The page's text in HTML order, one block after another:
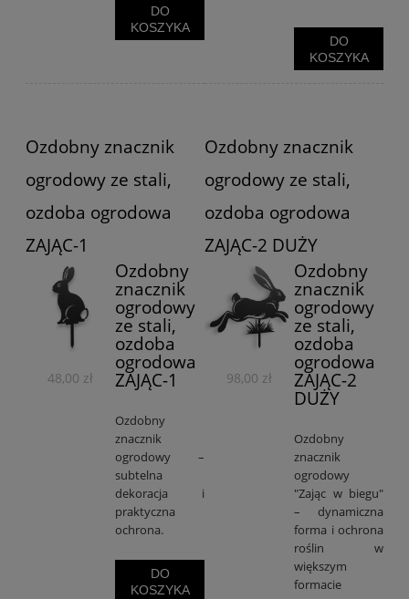
DO
KOSZYKA
DO
KOSZYKA
Ozdobny znacznik
ogrodowy ze stali,
ozdoba ogrodowa
ZAJĄC-1
48,00 zł
Ozdobny
znacznik
ogrodowy
ze stali,
ozdoba
ogrodowa
ZAJĄC-1
Ozdobny
znacznik
ogrodowy –
subtelna
dekoracja i
praktyczna
ochrona.
DO
KOSZYKA
Ozdobny znacznik
ogrodowy ze stali,
ozdoba ogrodowa
ZAJĄC-2 DUŻY
98,00 zł
Ozdobny
znacznik
ogrodowy
ze stali,
ozdoba
ogrodowa
ZAJĄC-2
DUŻY
Ozdobny
znacznik
ogrodowy
"Zając w biegu"
– dynamiczna
forma i ochrona
roślin w
większym
formacie